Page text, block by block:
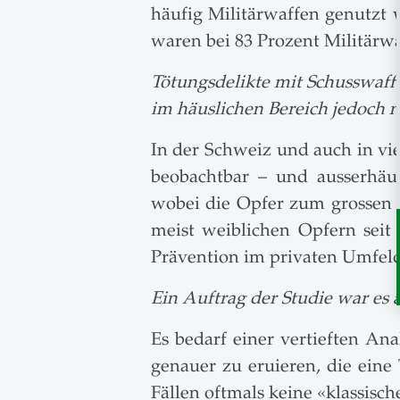
häufig Militärwaffen genutzt
waren bei 83 Prozent
Tötungsdelikte mit
im häuslichen Bereich jedoch
In der Schweiz und auch in
beobachtbar – und
wobei die Opfer zum
meist weiblichen Opfern seit
Prävention im privaten
Ein Auftrag der Studie war es
Es bedarf einer vertieften
genauer zu eruieren, die eine
Fällen oftmals keine